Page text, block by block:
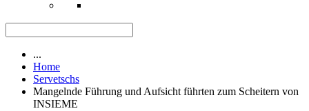
...
Home
Servetschs
Mangelnde Führung und Aufsicht führten zum Scheitern von
INSIEME